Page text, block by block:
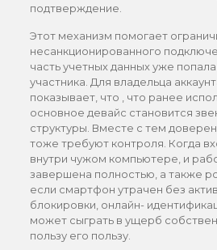
подтверждение.
Этот механизм помогает
несанкционированного
часть учетных данных уже
участника. Для владельца
показывает, что , что ранее
основное девайс становится
структуры. Вместе с тем
тоже требуют контроля. Когда
внутри чужом компьютере, и
завершена полностью, а также
если смартфон утрачен без
блокировки, онлайн-
может сыграть в ущерб
пользу его пользу.